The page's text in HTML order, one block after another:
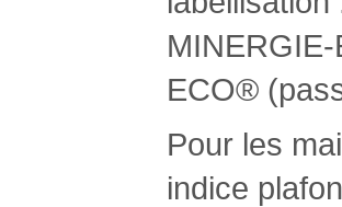
ECO®
Pour les
indice